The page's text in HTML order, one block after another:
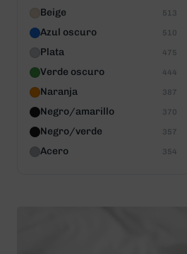
Beige 513
Azul oscuro 510
Plata 475
Verde oscuro 444
Naranja 387
Negro/amarillo 370
Negro/verde 357
Acero 354